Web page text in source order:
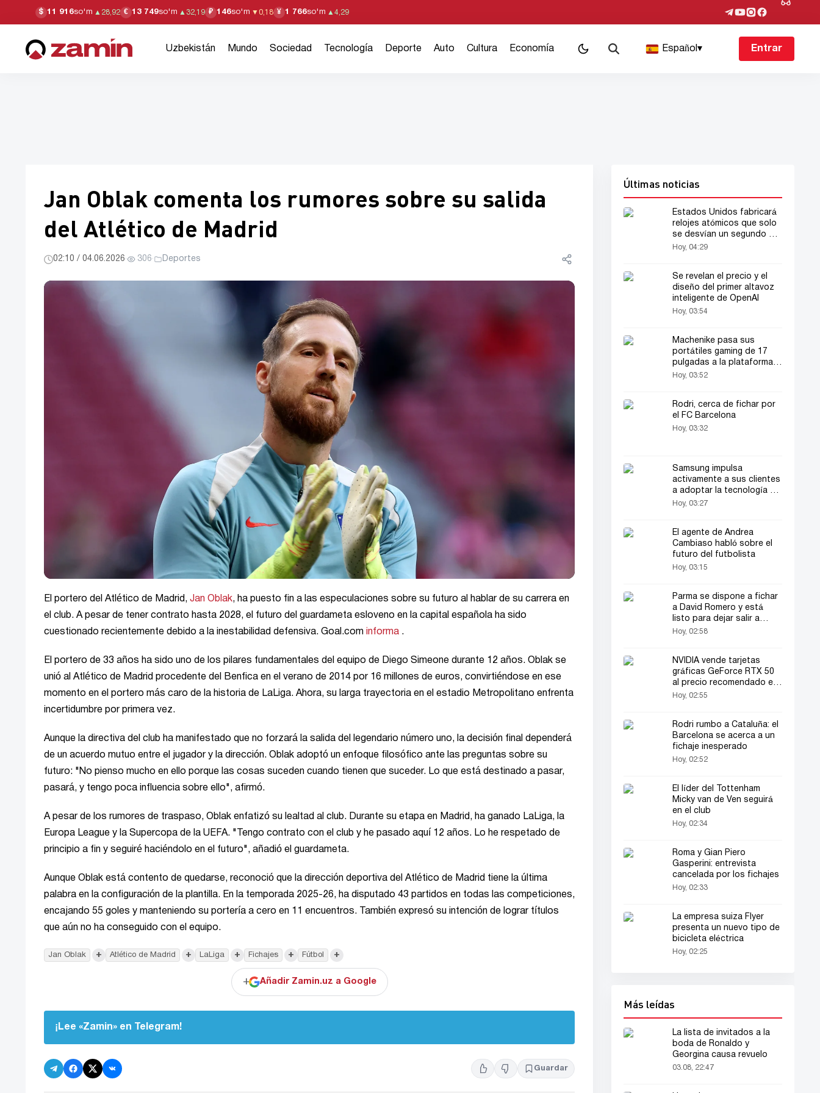
$ 11 916so'm ▲ 28,92 € 13 749so'm ▲ 32,19 ₽ 146so'm ▼ 0,18 ¥ 1 766so'm ▲ 4,29
Uzbekistán Mundo Sociedad Tecnología Deporte Auto Cultura Economía Español▾ Entrar
Jan Oblak comenta los rumores sobre su salida
del Atlético de Madrid
02:10 / 04.06.2026· 306· Deportes
El portero del Atlético de Madrid, Jan Oblak, ha puesto fin a las especulaciones sobre su futuro al hablar de su carrera en
el club. A pesar de tener contrato hasta 2028, el futuro del guardameta esloveno en la capital española ha sido
cuestionado recientemente debido a la inestabilidad defensiva. Goal.com informa .
El portero de 33 años ha sido uno de los pilares fundamentales del equipo de Diego Simeone durante 12 años. Oblak se
unió al Atlético de Madrid procedente del Benfica en el verano de 2014 por 16 millones de euros, convirtiéndose en ese
momento en el portero más caro de la historia de LaLiga. Ahora, su larga trayectoria en el estadio Metropolitano enfrenta
incertidumbre por primera vez.
Aunque la directiva del club ha manifestado que no forzará la salida del legendario número uno, la decisión final dependerá
de un acuerdo mutuo entre el jugador y la dirección. Oblak adoptó un enfoque filosófico ante las preguntas sobre su
futuro: "No pienso mucho en ello porque las cosas suceden cuando tienen que suceder. Lo que está destinado a pasar,
pasará, y tengo poca influencia sobre ello", afirmó.
A pesar de los rumores de traspaso, Oblak enfatizó su lealtad al club. Durante su etapa en Madrid, ha ganado LaLiga, la
Europa League y la Supercopa de la UEFA. "Tengo contrato con el club y he pasado aquí 12 años. Lo he respetado de
principio a fin y seguiré haciéndolo en el futuro", añadió el guardameta.
Aunque Oblak está contento de quedarse, reconoció que la dirección deportiva del Atlético de Madrid tiene la última
palabra en la configuración de la plantilla. En la temporada 2025-26, ha disputado 43 partidos en todas las competiciones,
encajando 55 goles y manteniendo su portería a cero en 11 encuentros. También expresó su intención de lograr títulos
que aún no ha conseguido con el equipo.
Jan Oblak + Atlético de Madrid + LaLiga + Fichajes + Fútbol +
+ Añadir Zamin.uz a Google
¡Lee «Zamin» en Telegram!
Guardar
Últimas noticias
Estados Unidos fabricará
relojes atómicos que solo
se desvían un segundo en
30 millones de años
Hoy, 04:29
Se revelan el precio y el
diseño del primer altavoz
inteligente de OpenAI
Hoy, 03:54
Machenike pasa sus
portátiles gaming de 17
pulgadas a la plataforma
AMD
Hoy, 03:52
Rodri, cerca de fichar por
el FC Barcelona
Hoy, 03:32
Samsung impulsa
activamente a sus clientes
a adoptar la tecnología de
5 nanómetros
Hoy, 03:27
El agente de Andrea
Cambiaso habló sobre el
futuro del futbolista
Hoy, 03:15
Parma se dispone a fichar
a David Romero y está
listo para dejar salir a
Pellegrino
Hoy, 02:58
NVIDIA vende tarjetas
gráficas GeForce RTX 50
al precio recomendado en
la QuakeCon
Hoy, 02:55
Rodri rumbo a Cataluña: el
Barcelona se acerca a un
fichaje inesperado
Hoy, 02:52
El líder del Tottenham
Micky van de Ven seguirá
en el club
Hoy, 02:34
Roma y Gian Piero
Gasperini: entrevista
cancelada por los fichajes
Hoy, 02:33
La empresa suiza Flyer
presenta un nuevo tipo de
bicicleta eléctrica
Hoy, 02:25
Más leídas
La lista de invitados a la
boda de Ronaldo y
Georgina causa revuelo
03.08, 22:47